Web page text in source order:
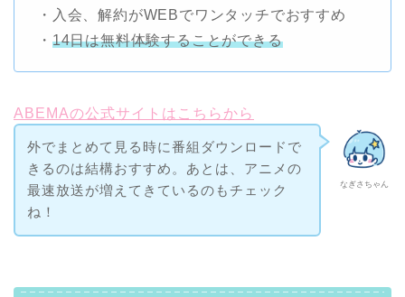
・入会、解約がWEBでワンタッチでおすすめ
・ 14日は無料体験することができる
ABEMAの公式サイトはこちらから
なぎさちゃん
外でまとめて見る時に番組ダウンロードで
きるのは結構おすすめ。あとは、アニメの
最速放送が増えてきているのもチェック
ね！